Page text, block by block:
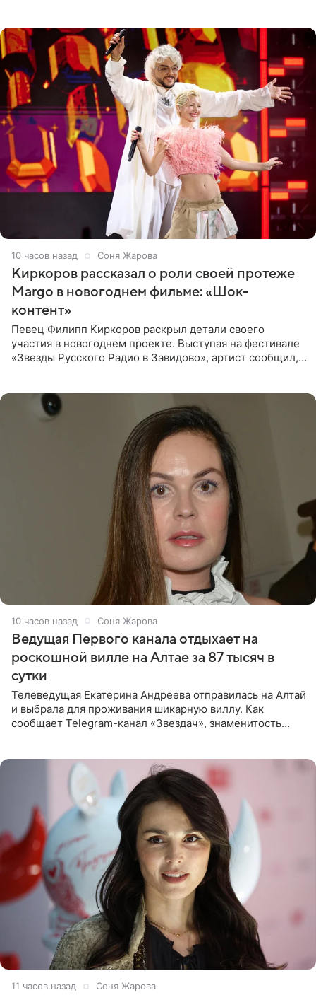
10 часов назад Соня Жарова
Киркоров рассказал о роли своей протеже
Margo в новогоднем фильме: «Шок-
контент»
Певец Филипп Киркоров раскрыл детали своего
участия в новогоднем проекте. Выступая на фестивале
«Звезды Русского Радио в Завидово», артист сообщил,
10 часов назад Соня Жарова
Ведущая Первого канала отдыхает на
роскошной вилле на Алтае за 87 тысяч в
сутки
Телеведущая Екатерина Андреева отправилась на Алтай
и выбрала для проживания шикарную виллу. Как
сообщает Telegram-канал «Звездач», знаменитость
11 часов назад Соня Жарова